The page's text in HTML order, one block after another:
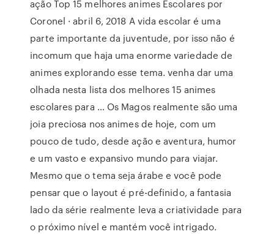
ação Top 15 melhores animes Escolares por
Coronel · abril 6, 2018 A vida escolar é uma
parte importante da juventude, por isso não é
incomum que haja uma enorme variedade de
animes explorando esse tema. venha dar uma
olhada nesta lista dos melhores 15 animes
escolares para … Os Magos realmente são uma
joia preciosa nos animes de hoje, com um
pouco de tudo, desde ação e aventura, humor
e um vasto e expansivo mundo para viajar.
Mesmo que o tema seja árabe e você pode
pensar que o layout é pré-definido, a fantasia
lado da série realmente leva a criatividade para
o próximo nível e mantém você intrigado.